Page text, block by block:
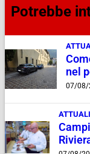
Potrebbe
nel
07/08/